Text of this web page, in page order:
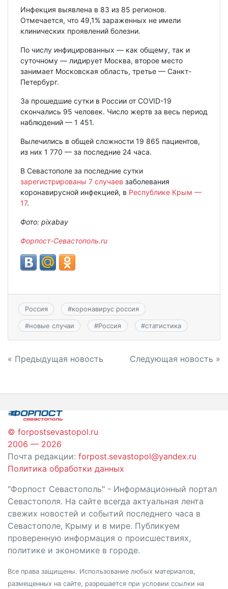
Инфекция выявлена в 83 из 85 регионов.
Отмечается, что 49,1% зараженных не имели
клинических проявлений болезни.
По числу инфицированных — как общему, так и
суточному — лидирует Москва, второе место
занимает Московская область, третье — Санкт-
Петербург.
За прошедшие сутки в России от COVID-19
скончались 95 человек. Число жертв за весь период
наблюдений — 1 451.
Вылечились в общей сложности 19 865 пациентов,
из них 1 770 — за последние 24 часа.
В Севастополе за последние сутки
зарегистрированы 7 случаев заболевания
коронавирусной инфекцией, в Республике Крым —
17.
Фото: pixabay
Форпост-Севастополь.ru
Россия #коронавирус россия
#новые случаи #Россия #статистика
Навигация
записям
« Предыдущая новость Следующая новость »
© forpostsevastopol.ru
2006 — 2026
Почта редакции: forpost.sevastopol@yandex.ru
Политика обработки данных
"Форпост Севастополь" - Информационный портал
Севастополя. На сайте всегда актуальная лента
свежих новостей и событий последнего часа в
Севастополе, Крыму и в мире. Публикуем
проверенную информация о происшествиях,
политике и экономике в городе.
Все права защищены. Использование любых материалов,
размещенных на сайте, разрешается при условии ссылки на